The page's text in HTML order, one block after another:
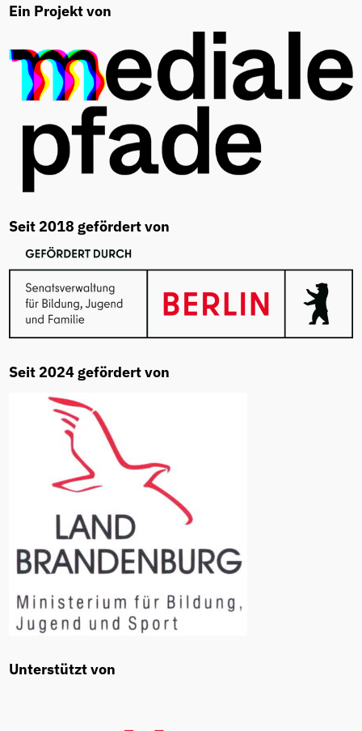
Ein Projekt von
Seit 2018 gefördert von
Seit 2024 gefördert von
Unterstützt von